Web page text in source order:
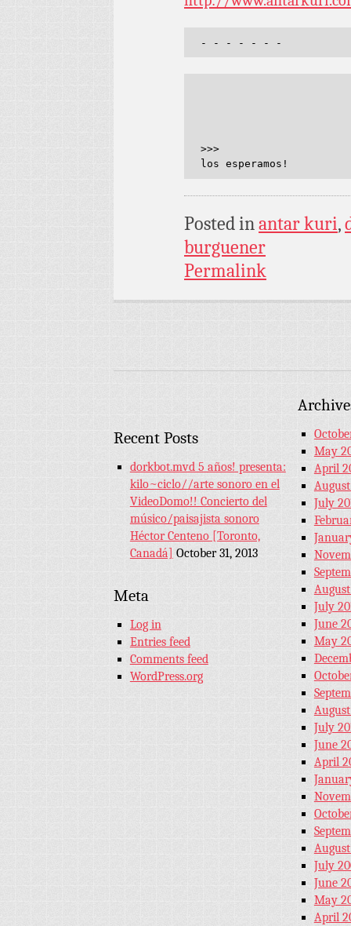
- - - - - - -
>>>
los esperamos!
Posted inantar kuri,
burguener
Permalink
Recent Posts
dorkbot.mvd 5 años! presenta:
kilo~ciclo//arte sonoro en el
VideoDomo!! Concierto del
músico/paisajista sonoro
Héctor Centeno [Toronto,
Canadá] October 31, 2013
Meta
Log in
Entries feed
Comments feed
WordPress.org
May
April
July
August
July
June
May
July
June
April
July
June
May
April